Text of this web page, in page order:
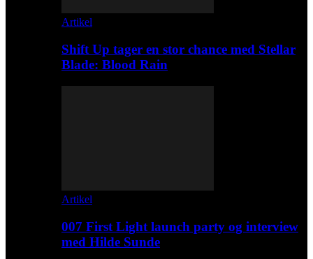
Artikel
Shift Up tager en stor chance med Stellar
Blade: Blood Rain
Artikel
007 First Light launch party og interview
med Hilde Sunde